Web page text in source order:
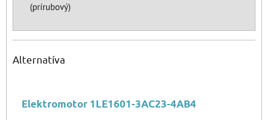
(prírubový)
Alternatíva
Elektromotor 1LE1601-3AC23-4AB4